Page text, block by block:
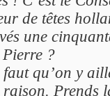
de têtes
une
?
faut qu’on y
raison. Prends